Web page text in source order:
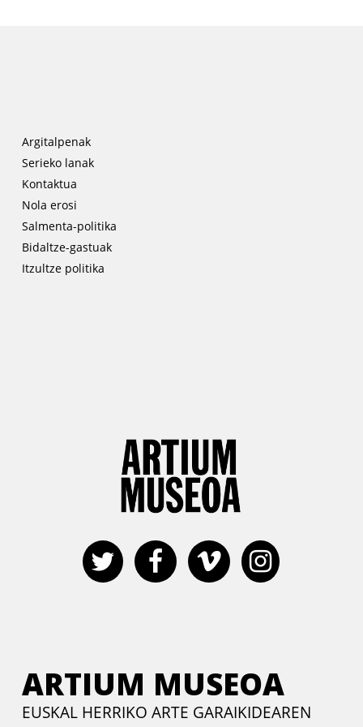
Argitalpenak
Serieko lanak
Kontaktua
Nola erosi
Salmenta-politika
Bidaltze-gastuak
Itzultze politika
ARTIUM MUSEOA
EUSKAL HERRIKO ARTE GARAIKIDEAREN